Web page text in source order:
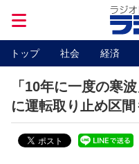
トップ 社会 経済
「10年に一度の寒
に運転取り止め区間